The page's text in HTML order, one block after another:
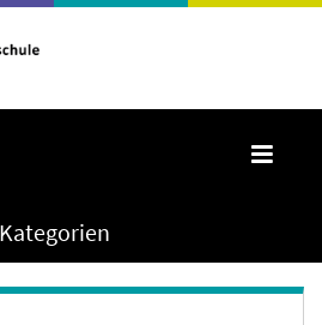
Kategorien